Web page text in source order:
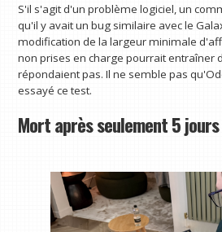
S'il s'agit d'un problème logiciel, un
qu'il y avait un bug similaire avec le
modification de la largeur minimale
non prises en charge pourrait entraîner
répondaient pas. Il ne semble pas
essayé ce test.
Mort après seulement 5 jours